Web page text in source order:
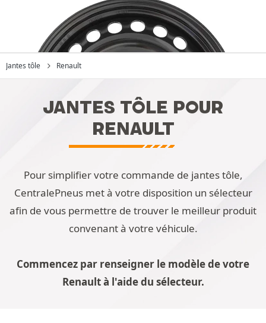
Jantes tôle Renault
JANTES TÔLE POUR
RENAULT
Pour simplifier votre commande de jantes tôle,
CentralePneus met à votre disposition un sélecteur
afin de vous permettre de trouver le meilleur produit
convenant à votre véhicule.
Commencez par renseigner le modèle de votre
Renault à l'aide du sélecteur.